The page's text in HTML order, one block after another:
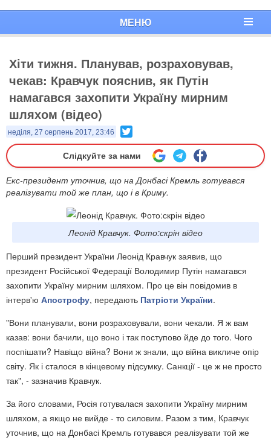
МЕНЮ
Хіти тижня. Планував, розраховував,
чекав: Кравчук пояснив, як Путін
намагався захопити Україну мирним
шляхом (відео)
неділя, 27 серпень 2017, 23:46
Слідкуйте за нами
Екс-президент уточнив, що на Донбасі Кремль готувався
реалізувати той же план, що і в Криму.
Леонід Кравчук. Фото:скрін відео
Перший президент України Леонід Кравчук заявив, що
президент Російської Федерації Володимир Путін намагався
захопити Україну мирним шляхом. Про це він повідомив в
інтерв'ю Апострофу, передають Патріоти України.
"Вони планували, вони розраховували, вони чекали. Я ж вам
казав: вони бачили, що воно і так поступово йде до того. Чого
поспішати? Навіщо війна? Вони ж знали, що війна викличе опір
світу. Як і сталося в кінцевому підсумку. Санкції - це ж не просто
так", - зазначив Кравчук.
За його словами, Росія готувалася захопити Україну мирним
шляхом, а якщо не вийде - то силовим. Разом з тим, Кравчук
уточнив, що на Донбасі Кремль готувався реалізувати той же